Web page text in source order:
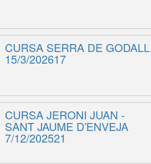
CURSA SERRA DE GODALL
15/3/202617
CURSA JERONI JUAN -
SANT JAUME D'ENVEJA
7/12/202521